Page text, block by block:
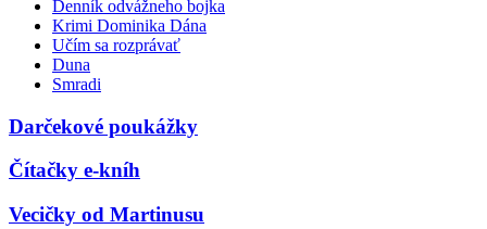
Denník odvážneho bojka
Krimi Dominika Dána
Učím sa rozprávať
Duna
Smradi
Darčekové poukážky
Čítačky e-kníh
Vecičky od Martinusu